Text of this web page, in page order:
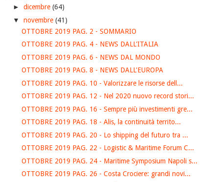
► dicembre (64)
▼ novembre (41)
OTTOBRE 2019 PAG. 2 - SOMMARIO
OTTOBRE 2019 PAG. 4 - NEWS DALL'ITALIA
OTTOBRE 2019 PAG. 6 - NEWS DAL MONDO
OTTOBRE 2019 PAG. 8 - NEWS DALL'EUROPA
OTTOBRE 2019 PAG. 10 - Valorizzare le risorse dell...
OTTOBRE 2019 PAG. 12 - Nel 2020 nuovo record stori...
OTTOBRE 2019 PAG. 16 - Sempre più investimenti gre...
OTTOBRE 2019 PAG. 18 - Alis, la continuità territo...
OTTOBRE 2019 PAG. 20 - Lo shipping del futuro tra ...
OTTOBRE 2019 PAG. 22 - Logistic & Maritime Forum C...
OTTOBRE 2019 PAG. 24 - Maritime Symposium Napoli s...
OTTOBRE 2019 PAG. 26 - Costa Crociere: grandi novi...